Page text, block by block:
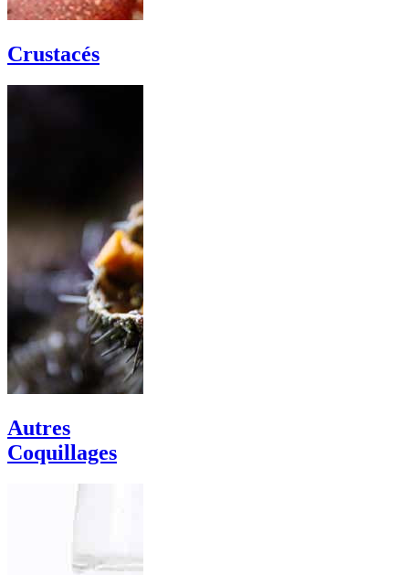
Crustacés
Autres
Coquillages